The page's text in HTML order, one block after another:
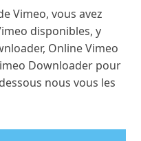
Vimeo, vous avez
disponibles, y
Online Vimeo
Downloader pour
nous vous les